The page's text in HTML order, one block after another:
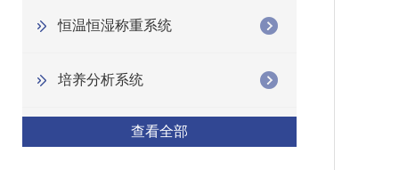
恒温恒湿称重系统
培养分析系统
查看全部